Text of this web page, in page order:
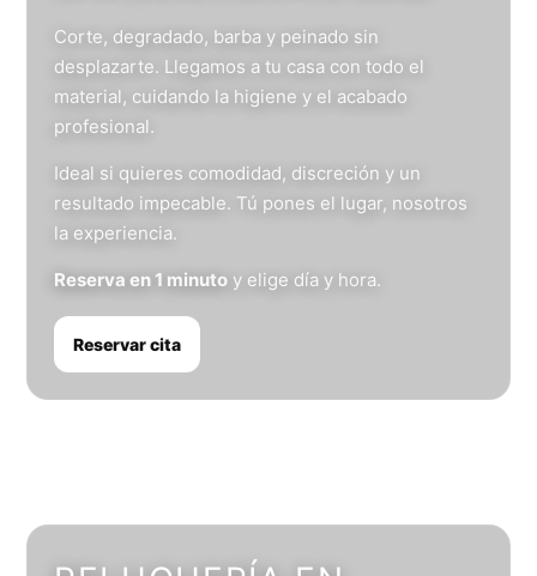
Corte, degradado, barba y peinado sin
desplazarte. Llegamos a tu casa con todo el
material, cuidando la higiene y el acabado
profesional.
Ideal si quieres comodidad, discreción y un
resultado impecable. Tú pones el lugar, nosotros
la experiencia.
Reserva en 1 minuto y elige día y hora.
Reservar cita